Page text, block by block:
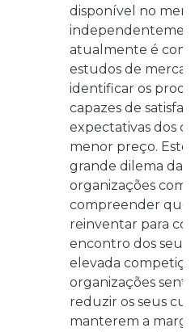
disponível no
atualmente é
estudos de
identificar os
capazes de
expectativas dos
menor preço.
grande dilema das
organizações
compreender que
reinventar para
encontro dos seus
elevada
organizações
reduzir os seus
manterem a